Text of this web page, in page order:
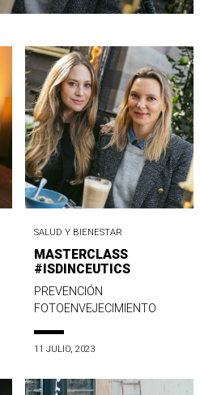
SALUD Y BIENESTAR
MASTERCLASS
#ISDINCEUTICS
PREVENCIÓN
FOTOENVEJECIMIENTO
11 JULIO, 2023